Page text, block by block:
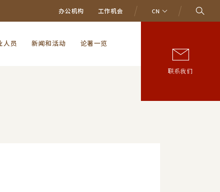
办公机构 工作机会 CN
人员 新闻和活动 论著一览
联系我们